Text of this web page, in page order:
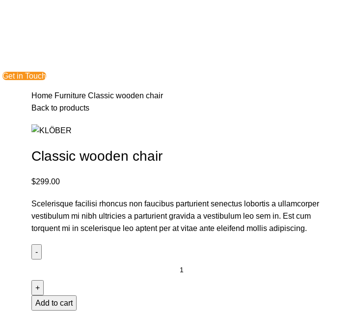
Get in Touch
Home Furniture Classic wooden chair
Back to products
Classic wooden chair
$299.00
Scelerisque facilisi rhoncus non faucibus parturient senectus lobortis a ullamcorper
vestibulum mi nibh ultricies a parturient gravida a vestibulum leo sem in. Est cum
torquent mi in scelerisque leo aptent per at vitae ante eleifend mollis adipiscing.
Add to cart